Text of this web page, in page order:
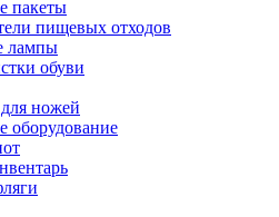
пакеты
пищевых отходов
лампы
обуви
ножей
оборудование